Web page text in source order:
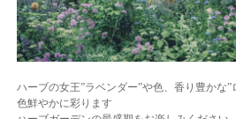
ハーブの女王”ラベンダー”や色、香り豊かな
色鮮やかに彩ります